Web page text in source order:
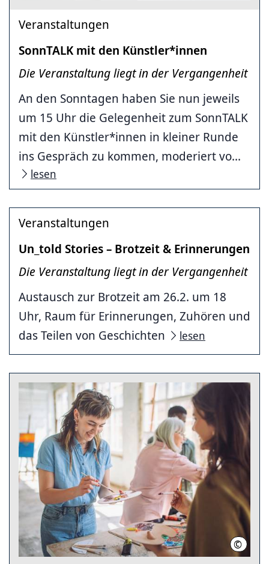
Veranstaltungen
SonnTALK mit den Künstler*innen
Die Veranstaltung liegt in der Vergangenheit
An den Sonntagen haben Sie nun jeweils
um 15 Uhr die Gelegenheit zum SonnTALK
mit den Künstler*innen in kleiner Runde
ins Gespräch zu kommen, moderiert vo...
lesen
Veranstaltungen
Un_told Stories – Brotzeit & Erinnerungen
Die Veranstaltung liegt in der Vergangenheit
Austausch zur Brotzeit am 26.2. um 18
Uhr, Raum für Erinnerungen, Zuhören und
das Teilen von Geschichten
lesen
© iStock/